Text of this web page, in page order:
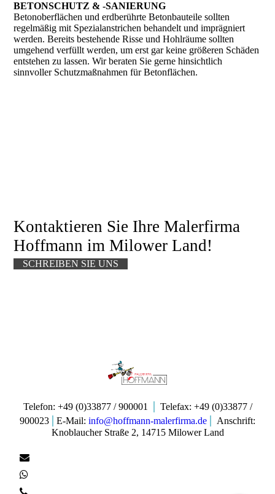
BETONSCHUTZ & -SANIERUNG
Betonoberflächen und erdberührte Betonbauteile sollten
regelmäßig mit Spezialanstrichen behandelt und imprägniert
werden. Bereits bestehende Risse und Hohlräume sollten
umgehend verfüllt werden, um erst gar keine größeren Schäden
entstehen zu lassen. Wir beraten Sie gerne hinsichtlich
sinnvoller Schutzmaßnahmen für Betonflächen.
Kontaktieren Sie Ihre Malerfirma
Hoffmann imMilower Land!
SCHREIBEN SIE UNS
Telefon: +49 (0)33877 / 900001 | Telefax: +49 (0)33877 /
900023 | E-Mail: info@hoffmann-malerfirma.de | Anschrift:
Knoblaucher Straße 2, 14715 Milower Land